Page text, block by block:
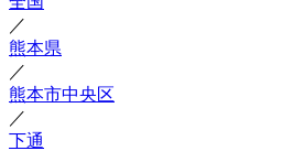
／
熊本県
／
熊本市中央区
／
下通